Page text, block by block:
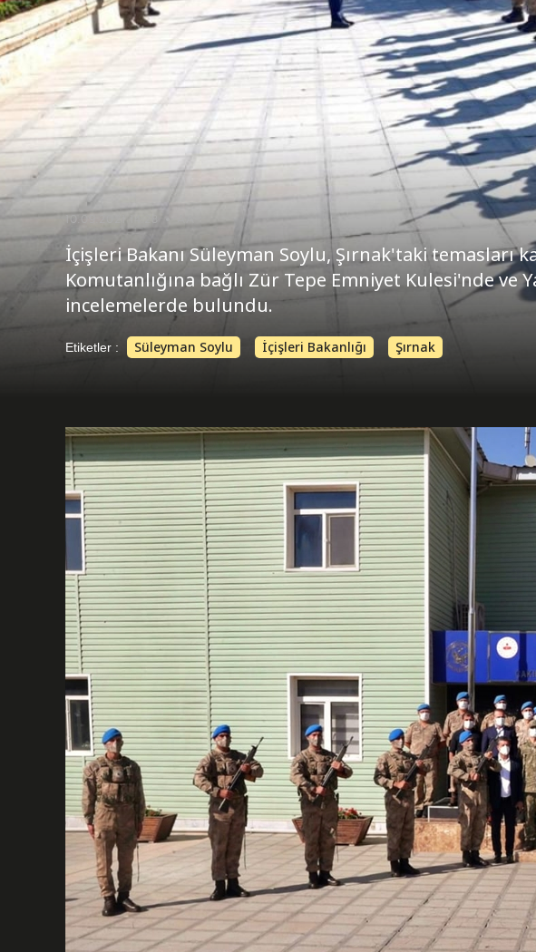
İçişleri Bakanı Süleyman Soylu, Şırnak'taki temasları
Komutanlığına bağlı Zür Tepe Emniyet Kulesi'nde ve
incelemelerde bulundu.
Etiketler : Süleyman Soylu İçişleri Bakanlığı Şırnak